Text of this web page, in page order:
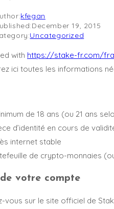
kfegan
December 19, 2015
Uncategorized
with https://stake-fr.com/
ici toutes les informations
de 18 ans (ou 21 ans
d’identité en cours de
internet stable
de crypto-monnaies
votre compte
vous sur le site officiel de